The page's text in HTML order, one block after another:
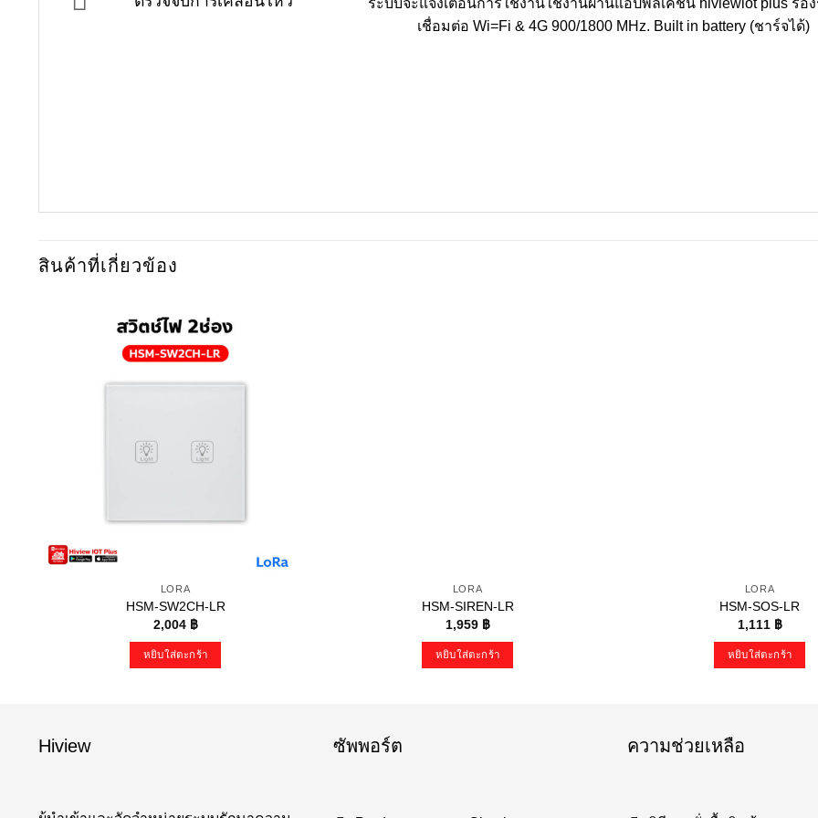
ระบบจะแจ้งเตือนการใช้งานใช้งานผ่านแอปพลิเคชัน hiviewiot plus รอ
เชื่อมต่อ Wi=Fi & 4G 900/1800 MHz. Built in battery (ชาร์จได้)
สินค้าที่เกี่ยวข้อง
LORA
HSM-SW2CH-LR
2,004 ฿
หยิบใส่ตะกร้า
LORA
HSM-SIREN-LR
1,959 ฿
หยิบใส่ตะกร้า
LORA
HSM-SOS-LR
1,111 ฿
หยิบใส่ตะกร้า
Hiview ซัพพอร์ต ความช่วยเหลือ